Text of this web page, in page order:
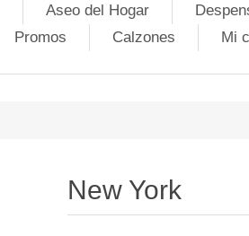
Aseo del Hogar
Promos Calzones Mi
New York